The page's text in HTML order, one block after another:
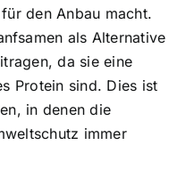
den Anbau macht.
als Alternative
da sie eine
Protein sind. Dies ist
in denen die
immer